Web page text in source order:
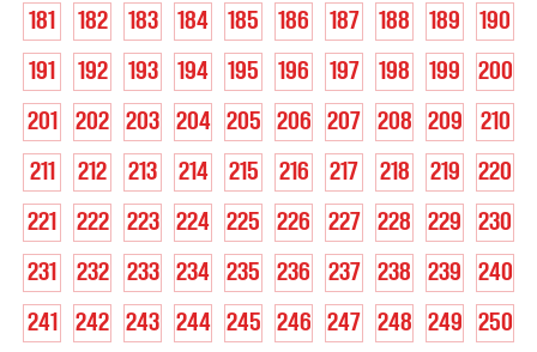
181
182 183 184 185 186 187 188 189
190
191
192 193 194 195 196 197 198 199
200
201
202 203 204 205 206 207 208 209
210
211
212 213 214 215 216 217 218 219
220
221
222 223 224 225 226 227 228 229
230
231
232 233 234 235 236 237 238 239
240
241
242 243 244 245 246 247 248 249
250